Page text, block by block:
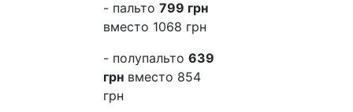
- пальто 799 грн
вместо 1068 грн
- полупальто 639
грн вместо 854
грн